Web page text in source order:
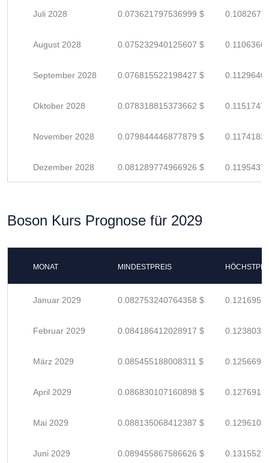
Juli 2028 0.073621797536999 $
August 2028 0.075232940125607 $
September 2028 0.076815522198427 $
Oktober 2028 0.078318815373662 $
November 2028 0.079844446877879 $
Dezember 2028 0.081289774966926 $
Boson Kurs Prognose für 2029
MONAT MINDESTPREIS
Januar 2029 0.082753240764358 $
Februar 2029 0.084186412028917 $
März 2029 0.085455188008311 $
April 2029 0.086830107160898 $
Mai 2029 0.088135068412387 $
Juni 2029 0.089455867586626 $